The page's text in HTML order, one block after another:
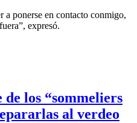
ponerse en contacto conmigo,
expresó.
los “sommeliers
al verdeo